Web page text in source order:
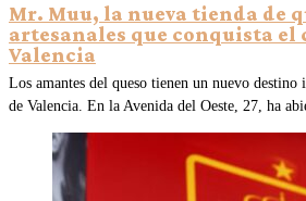
Mr. Muu, la nueva tienda de
artesanales que conquista el
Valencia
Los amantes del queso tienen un nuevo
de Valencia. En la Avenida del Oeste, 27, ha